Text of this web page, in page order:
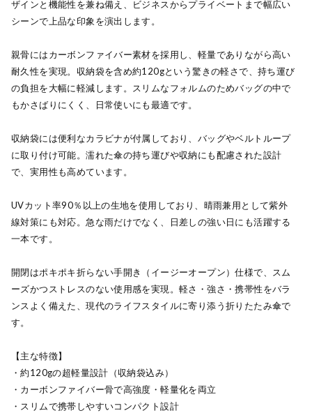
ザインと機能性を兼ね備え、ビジネスからプライベートまで幅広い
シーンで上品な印象を演出します。
親骨にはカーボンファイバー素材を採用し、軽量でありながら高い
耐久性を実現。収納袋を含め約120gという驚きの軽さで、持ち運び
の負担を大幅に軽減します。スリムなフォルムのためバッグの中で
もかさばりにくく、日常使いにも最適です。
収納袋には便利なカラビナが付属しており、バッグやベルトループ
に取り付け可能。濡れた傘の持ち運びや収納にも配慮された設計
で、実用性も高めています。
UVカット率90％以上の生地を使用しており、晴雨兼用として紫外
線対策にも対応。急な雨だけでなく、日差しの強い日にも活躍する
一本です。
開閉はポキポキ折らない手開き（イージーオープン）仕様で、スム
ーズかつストレスのない使用感を実現。軽さ・強さ・携帯性をバラ
ンスよく備えた、現代のライフスタイルに寄り添う折りたたみ傘で
す。
【主な特徴】
・約120gの超軽量設計（収納袋込み）
・カーボンファイバー骨で高強度・軽量化を両立
・スリムで携帯しやすいコンパクト設計